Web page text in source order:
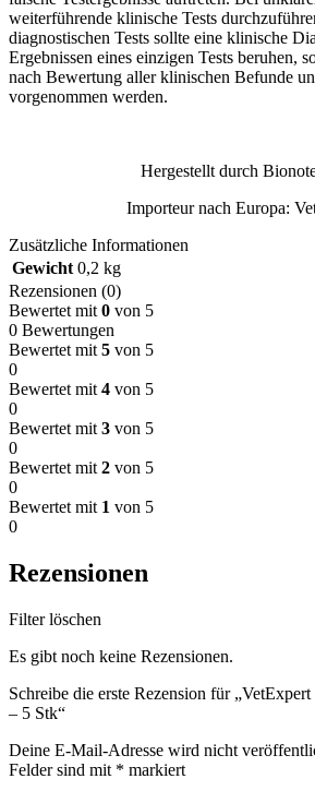
weiterführende klinische Tests
diagnostischen Tests sollte eine klinische
Ergebnissen eines einzigen Tests beruhen,
nach Bewertung aller klinischen Befunde
vorgenommen werden.
Hergestellt durch
Importeur nach Europa:
Zusätzliche Informationen
Gewicht 0,2 kg
Rezensionen (0)
Bewertet mit 0 von 5
0 Bewertungen
Bewertet mit 5 von 5
0
Bewertet mit 4 von 5
0
Bewertet mit 3 von 5
0
Bewertet mit 2 von 5
0
Bewertet mit 1 von 5
0
Rezensionen
Filter löschen
Es gibt noch keine Rezensionen.
Schreibe die erste Rezension für
– 5 Stk“
Deine E-Mail-Adresse wird nicht
Felder sind mit * markiert